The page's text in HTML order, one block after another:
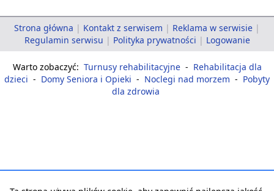
Strona główna | Kontakt z serwisem | Reklama w serwisie |
Regulamin serwisu | Polityka prywatności | Logowanie
Warto zobaczyć: Turnusy rehabilitacyjne - Rehabilitacja dla
dzieci - Domy Seniora i Opieki - Noclegi nad morzem - Pobyty
dla zdrowia